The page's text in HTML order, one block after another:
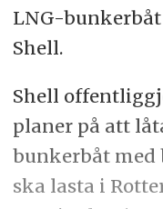
LNG-bunkerbåt
Shell.
Shell
planer på att
bunkerbåt med
ska lasta i